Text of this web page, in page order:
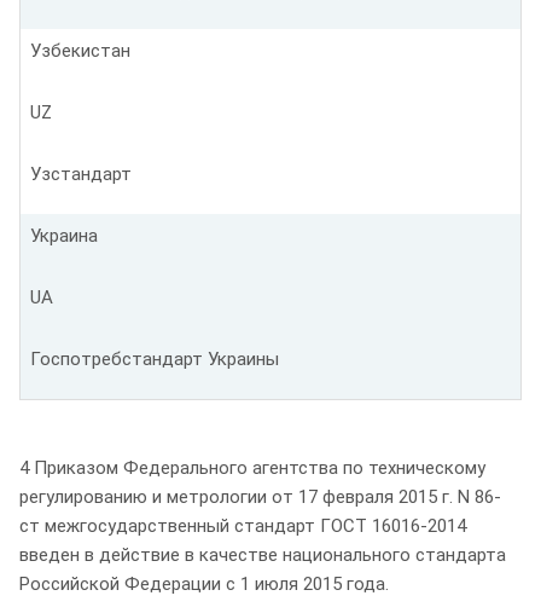
Узбекистан
UZ
Узстандарт
Украина
UA
Госпотребстандарт Украины
4 Приказом Федерального агентства по техническому
регулированию и метрологии от 17 февраля 2015 г. N 86-
ст межгосударственный стандарт ГОСТ 16016-2014
введен в действие в качестве национального стандарта
Российской Федерации с 1 июля 2015 года.